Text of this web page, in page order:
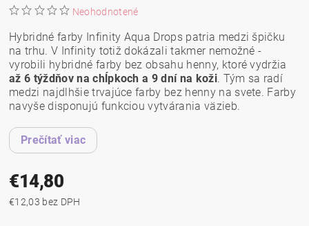
Neohodnotené
Hybridné farby Infinity Aqua Drops patria medzi špičku
na trhu. V Infinity totiž dokázali takmer nemožné -
vyrobili hybridné farby bez obsahu henny, ktoré vydržia
až 6 týždňov na chĺpkoch a 9 dní na koži. Tým sa radí
medzi najdlhšie trvajúce farby bez henny na svete. Farby
navyše disponujú funkciou vytvárania väzieb.
Prečítať viac
€14,80
€12,03 bez DPH